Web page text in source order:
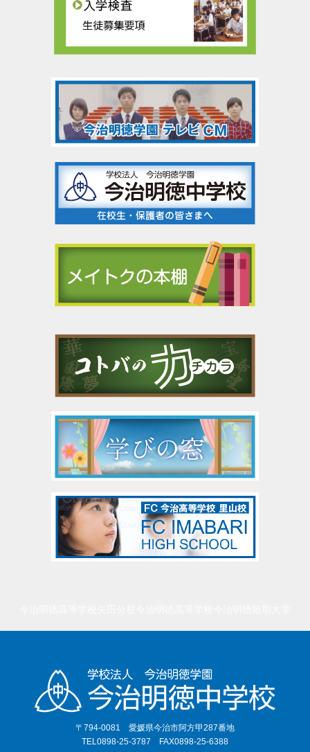
〒794-0081 愛媛県今治市阿方甲287番地
TEL0898-25-3787 FAX0898-25-6388